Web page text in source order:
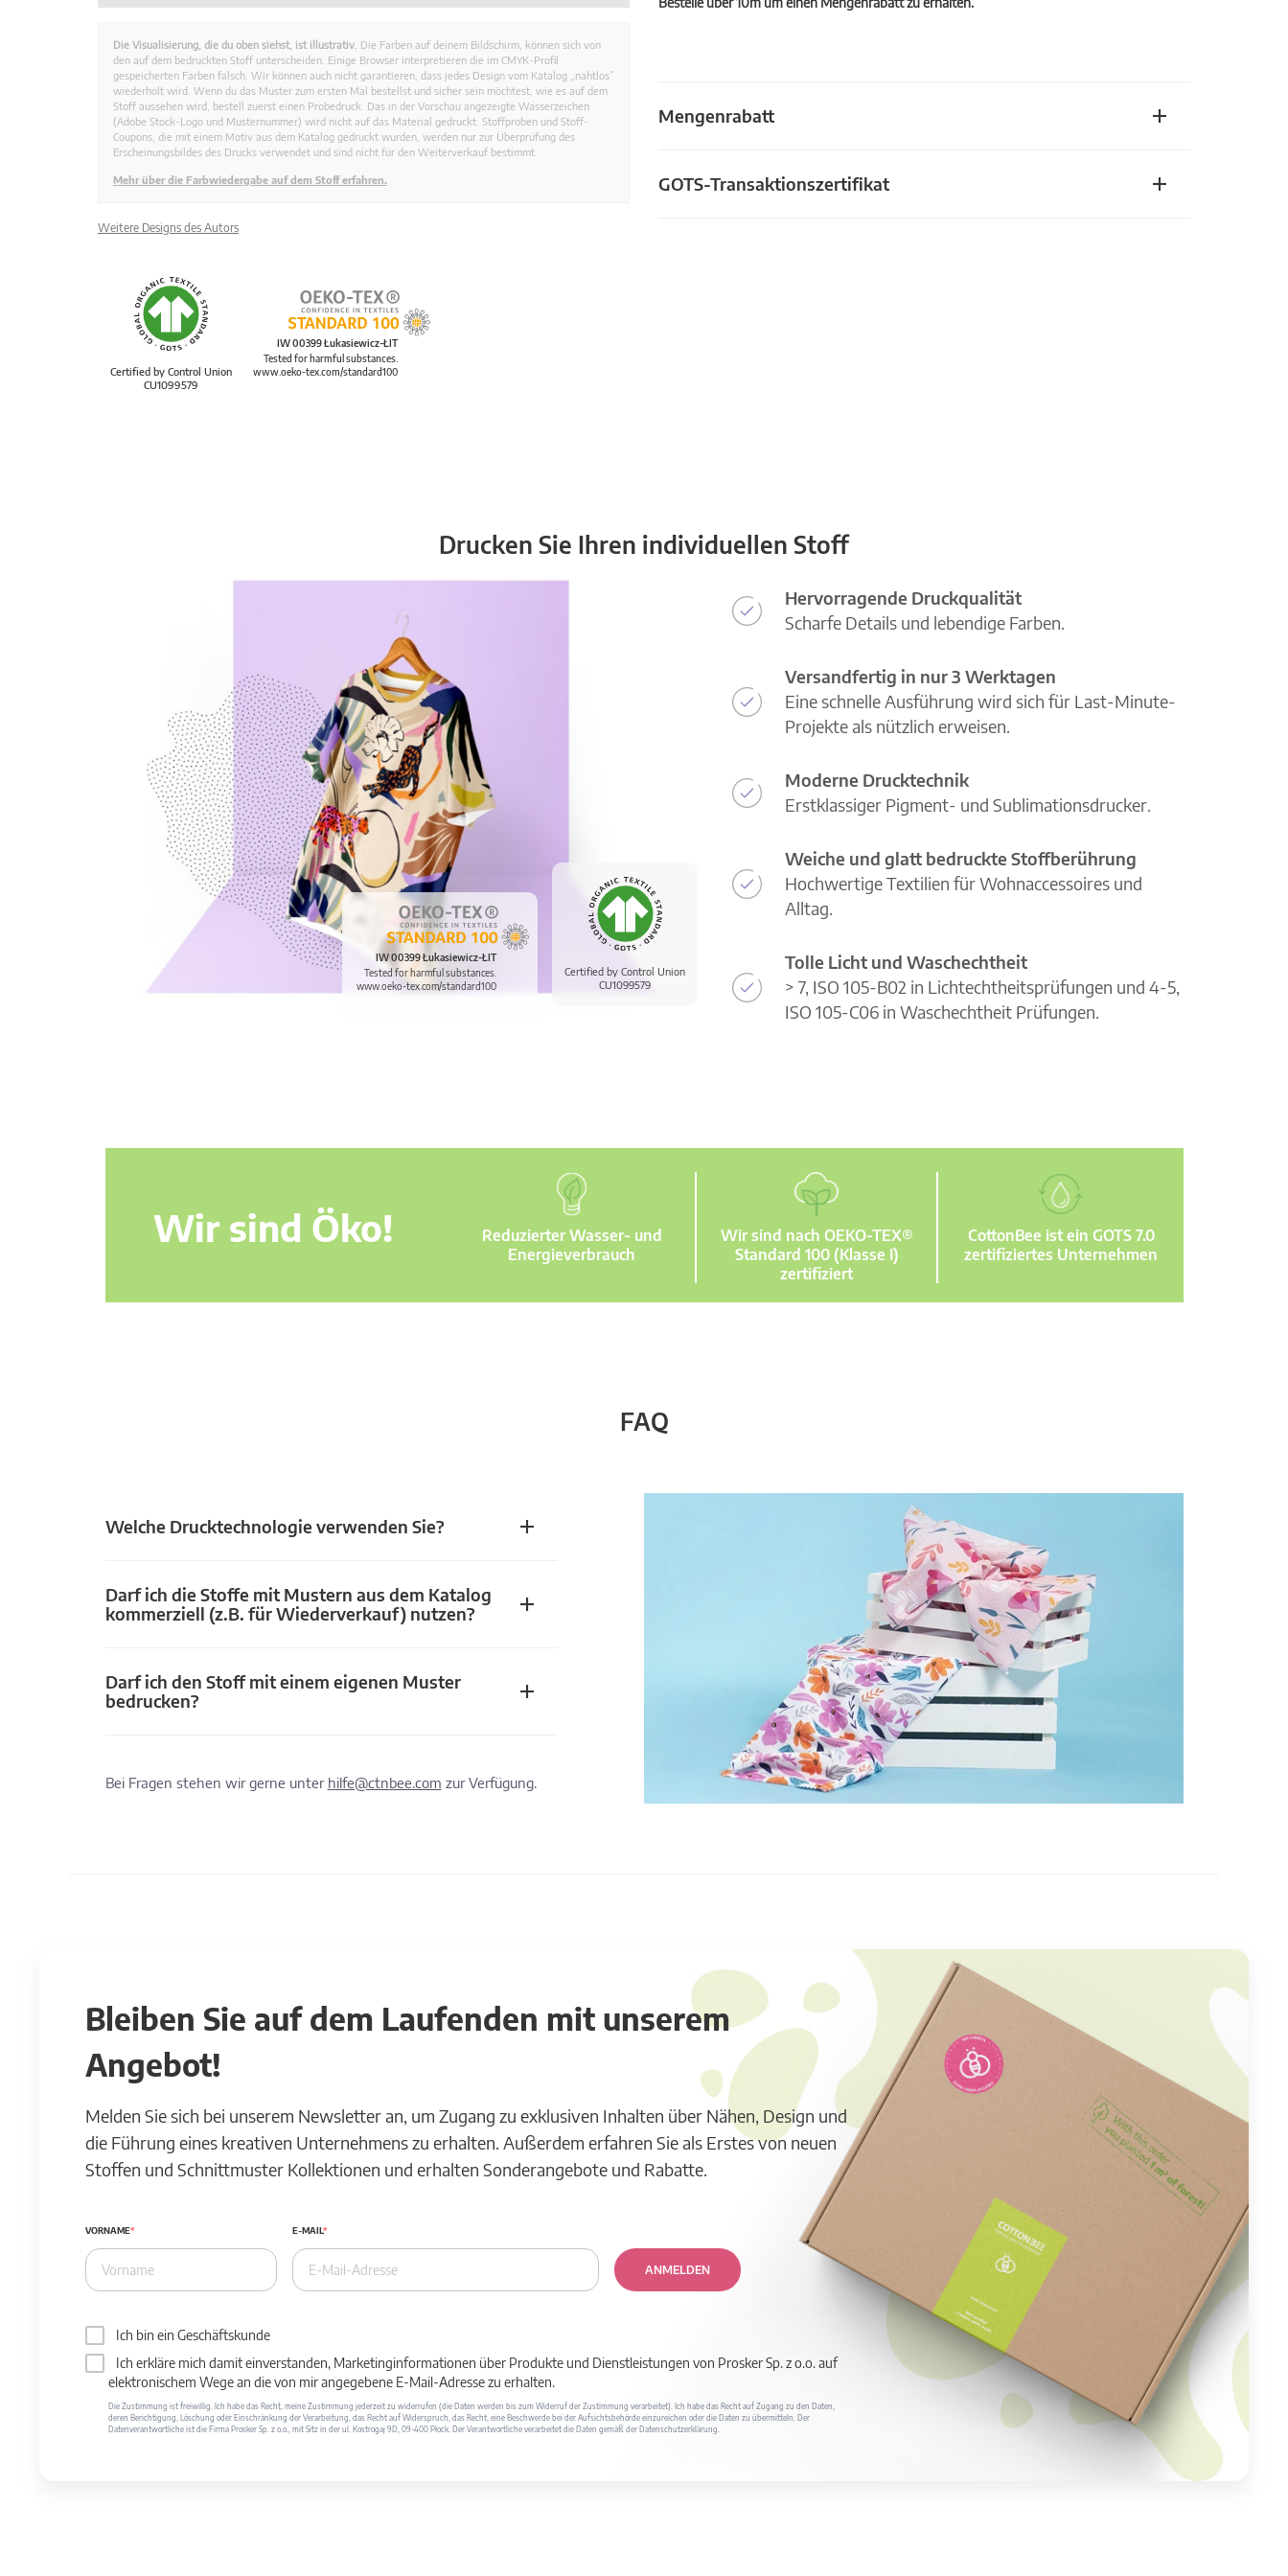
Mengenrabatt
GOTS-Transaktionszertifikat
Die Visualisierung, die du oben siehst, ist illustrativ. Die Farben auf deinem Bildschirm, können sich von
den auf dem bedruckten Stoff unterscheiden. Einige Browser interpretieren die im CMYK-Profil
gespeicherten Farben falsch. Wir können auch nicht garantieren, dass jedes Design vom Katalog „nahtlos”
wiederholt wird. Wenn du das Muster zum ersten Mal bestellst und sicher sein möchtest, wie es auf dem
Stoff aussehen wird, bestell zuerst einen Probedruck. Das in der Vorschau angezeigte Wasserzeichen
(Adobe Stock-Logo und Musternummer) wird nicht auf das Material gedruckt. Stoffproben und Stoff-
Coupons, die mit einem Motiv aus dem Katalog gedruckt wurden, werden nur zur Überprüfung des
Erscheinungsbildes des Drucks verwendet und sind nicht für den Weiterverkauf bestimmt.
Mehr über die Farbwiedergabe auf dem Stoff erfahren.
Weitere Designs des Autors
Certified by Control Union
CU1099579
IW 00399 Łukasiewicz-ŁIT
Tested for harmful substances.
www.oeko-tex.com/standard100
Drucken Sie Ihren individuellen Stoff
Certified by Control Union
CU1099579
IW 00399 Łukasiewicz-ŁIT
Tested for harmful substances.
www.oeko-tex.com/standard100
Hervorragende Druckqualität
Scharfe Details und lebendige Farben.
Versandfertig in nur 3 Werktagen
Eine schnelle Ausführung wird sich für Last-Minute-
Projekte als nützlich erweisen.
Moderne Drucktechnik
Erstklassiger Pigment- und Sublimationsdrucker.
Weiche und glatt bedruckte Stoffberührung
Hochwertige Textilien für Wohnaccessoires und
Alltag.
Tolle Licht und Waschechtheit
> 7, ISO 105-B02 in Lichtechtheitsprüfungen und 4-5,
ISO 105-C06 in Waschechtheit Prüfungen.
Wir sind Öko!
Reduzierter Wasser- und
Energieverbrauch
Wir sind nach OEKO-TEX®
Standard 100 (Klasse I)
zertifiziert
CottonBee ist ein GOTS 7.0
zertifiziertes Unternehmen
FAQ
Welche Drucktechnologie verwenden Sie?
Darf ich die Stoffe mit Mustern aus dem Katalog
kommerziell (z.B. für Wiederverkauf) nutzen?
Darf ich den Stoff mit einem eigenen Muster
bedrucken?
Bei Fragen stehen wir gerne unter hilfe@ctnbee.com zur Verfügung.
Bleiben Sie auf dem Laufenden mit unserem
Angebot!
Melden Sie sich bei unserem Newsletter an, um Zugang zu exklusiven Inhalten über Nähen, Design und
die Führung eines kreativen Unternehmens zu erhalten. Außerdem erfahren Sie als Erstes von neuen
Stoffen und Schnittmuster Kollektionen und erhalten Sonderangebote und Rabatte.
VORNAME E-MAIL
ANMELDEN
Ich bin ein Geschäftskunde
Ich erkläre mich damit einverstanden, Marketinginformationen über Produkte und Dienstleistungen von Prosker Sp. z o.o. auf
elektronischem Wege an die von mir angegebene E-Mail-Adresse zu erhalten.
Die Zustimmung ist freiwillig. Ich habe das Recht, meine Zustimmung jederzeit zu widerrufen (die Daten werden bis zum Widerruf der Zustimmung verarbeitet). Ich habe das Recht auf Zugang zu den Daten,
deren Berichtigung, Löschung oder Einschränkung der Verarbeitung, das Recht auf Widerspruch, das Recht, eine Beschwerde bei der Aufsichtsbehörde einzureichen oder die Daten zu übermitteln. Der
Datenverantwortliche ist die Firma Prosker Sp. z o.o., mit Sitz in der ul. Kostrogaj 9D, 09-400 Płock. Der Verantwortliche verarbeitet die Daten gemäß der Datenschutzerklärung.